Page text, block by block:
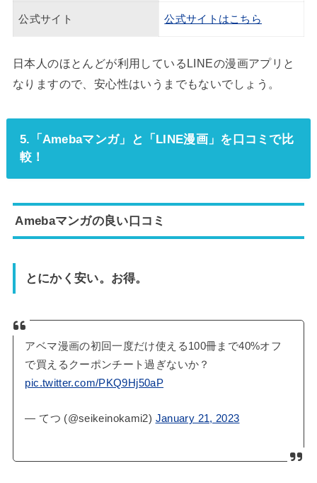
公式サイト 公式サイトはこちら
日本人のほとんどが利用しているLINEの漫画アプリと
なりますので、安心性はいうまでもないでしょう。
5.「Amebaマンガ」と「LINE漫画」を口コミで比
較！
Amebaマンガの良い口コミ
とにかく安い。お得。
アベマ漫画の初回一度だけ使える100冊まで40%オフ
で買えるクーポンチート過ぎないか？
pic.twitter.com/PKQ9Hj50aP
— てつ (@seikeinokami2) January 21, 2023